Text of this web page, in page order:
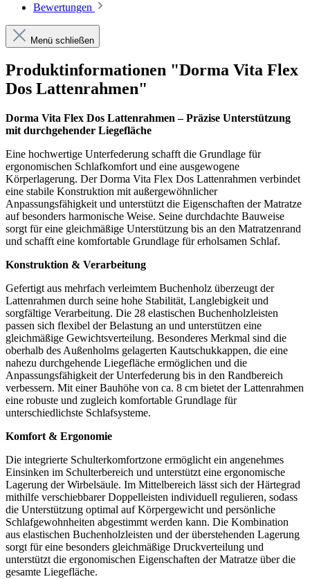
Bewertungen
Menü schließen
Produktinformationen "Dorma Vita Flex
Dos Lattenrahmen"
Dorma Vita Flex Dos Lattenrahmen – Präzise Unterstützung
mit durchgehender Liegefläche
Eine hochwertige Unterfederung schafft die Grundlage für
ergonomischen Schlafkomfort und eine ausgewogene
Körperlagerung. Der Dorma Vita Flex Dos Lattenrahmen verbindet
eine stabile Konstruktion mit außergewöhnlicher
Anpassungsfähigkeit und unterstützt die Eigenschaften der Matratze
auf besonders harmonische Weise. Seine durchdachte Bauweise
sorgt für eine gleichmäßige Unterstützung bis an den Matratzenrand
und schafft eine komfortable Grundlage für erholsamen Schlaf.
Konstruktion & Verarbeitung
Gefertigt aus mehrfach verleimtem Buchenholz überzeugt der
Lattenrahmen durch seine hohe Stabilität, Langlebigkeit und
sorgfältige Verarbeitung. Die 28 elastischen Buchenholzleisten
passen sich flexibel der Belastung an und unterstützen eine
gleichmäßige Gewichtsverteilung. Besonderes Merkmal sind die
oberhalb des Außenholms gelagerten Kautschukkappen, die eine
nahezu durchgehende Liegefläche ermöglichen und die
Anpassungsfähigkeit der Unterfederung bis in den Randbereich
verbessern. Mit einer Bauhöhe von ca. 8 cm bietet der Lattenrahmen
eine robuste und zugleich komfortable Grundlage für
unterschiedlichste Schlafsysteme.
Komfort & Ergonomie
Die integrierte Schulterkomfortzone ermöglicht ein angenehmes
Einsinken im Schulterbereich und unterstützt eine ergonomische
Lagerung der Wirbelsäule. Im Mittelbereich lässt sich der Härtegrad
mithilfe verschiebbarer Doppelleisten individuell regulieren, sodass
die Unterstützung optimal auf Körpergewicht und persönliche
Schlafgewohnheiten abgestimmt werden kann. Die Kombination
aus elastischen Buchenholzleisten und der überstehenden Lagerung
sorgt für eine besonders gleichmäßige Druckverteilung und
unterstützt die ergonomischen Eigenschaften der Matratze über die
gesamte Liegefläche.